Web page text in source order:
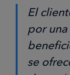
El
por
se